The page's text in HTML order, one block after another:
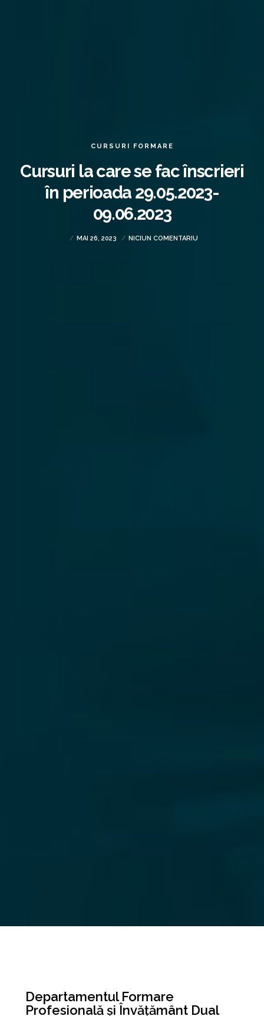
CURSURI FORMARE
Cursuri la care se fac înscrieri
în perioada 29.05.2023-
09.06.2023
MAI 26, 2023 NICIUN COMENTARIU
Departamentul Formare
Profesională și Învățământ Dual